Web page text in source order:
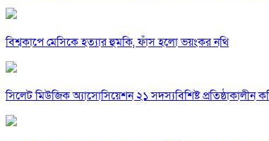
বিশ্বকাপে মেসিকে হত্যার হুমকি, ফাঁস হলো ভয়ংকর নথি
সিলেট মিউজিক অ্যাসোসিয়েশন ২১ সদস্যবিশিষ্ট প্রতিষ্ঠাকালীন